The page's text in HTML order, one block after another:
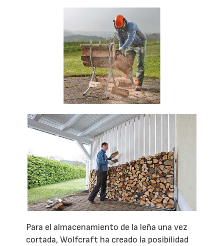
Para el almacenamiento de la leña una vez
cortada, Wolfcraft ha creado la posibilidad